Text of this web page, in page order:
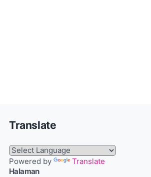
Translate
Powered by
Translate
Halaman